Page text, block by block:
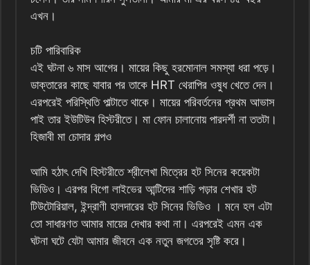
এখন।
চটি পারিবারিক
এই ঘটনা ৬ মাস আগের। মায়ের কিছু হরমোনাল সমস্যা ধরা পড়ে।
ডাক্তারের কাছে যাবার পর তাকে HRT থেরাপির ওষুধ খেতে দেন।
এরপরেই পরিস্থিতি পাল্টাতে থাকে। মায়ের পরিবর্তনের প্রথম আভাস
পাই তার ইউটিউব হিস্টরীতে। মা ফোন চালানোয় পারদর্শী না ততটা।
হিজাবী মা চোদার গল্পও
আমি হঠাৎ দেখি হিস্টরীতে শ্রীলেখা মিত্রের হট সিনের কয়েকটা
ভিডিও। এরপর বিগো লাইভের আন্টিদের শাড়ি পড়ার শেখার হট
টিউটোরিয়াল, ইন্দ্রাণী হালদারের হট সিনের ভিডিও । মনে হল এটা
তো সাধারণত আমার মায়ের দেখার কথা না। এরপরেই এমন এক
ঘটনা ঘটে যেটা আমার জীবনে এক নতুন জগতের সৃষ্টি করে।